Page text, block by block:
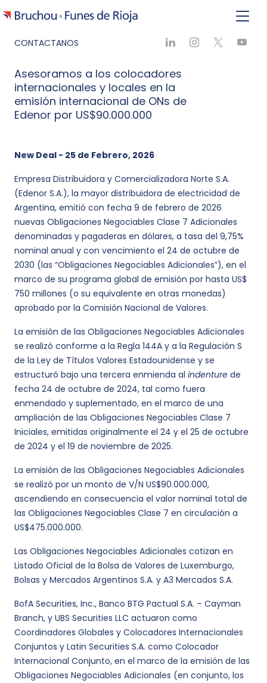
CONTACTANOS
Asesoramos a los colocadores
internacionales y locales en la
emisión internacional de ONs de
Edenor por US$90.000.000
New Deal - 25 de Febrero, 2026
Empresa Distribuidora y Comercializadora Norte S.A.
(Edenor S.A.), la mayor distribuidora de electricidad de
Argentina, emitió con fecha 9 de febrero de 2026
nuevas Obligaciones Negociables Clase 7 Adicionales
denominadas y pagaderas en dólares, a tasa del 9,75%
nominal anual y con vencimiento el 24 de octubre de
2030 (las “Obligaciones Negociables Adicionales”), en el
marco de su programa global de emisión por hasta US$
750 millones (o su equivalente en otras monedas)
aprobado por la Comisión Nacional de Valores.
La emisión de las Obligaciones Negociables Adicionales
se realizó conforme a la Regla 144A y a la Regulación S
de la Ley de Títulos Valores Estadounidense y se
estructuró bajo una tercera enmienda al indenture de
fecha 24 de octubre de 2024, tal como fuera
enmendado y suplementado, en el marco de una
ampliación de las Obligaciones Negociables Clase 7
Iniciales, emitidas originalmente el 24 y el 25 de octubre
de 2024 y el 19 de noviembre de 2025.
La emisión de las Obligaciones Negociables Adicionales
se realizó por un monto de V/N US$90.000.000,
ascendiendo en consecuencia el valor nominal total de
las Obligaciones Negociables Clase 7 en circulación a
US$475.000.000.
Las Obligaciones Negociables Adicionales cotizan en
Listado Oficial de la Bolsa de Valores de Luxemburgo,
Bolsas y Mercados Argentinos S.A. y A3 Mercados S.A.
BofA Securities, Inc., Banco BTG Pactual S.A. – Cayman
Branch, y UBS Securities LLC actuaron como
Coordinadores Globales y Colocadores Internacionales
Conjuntos y Latin Securities S.A. como Colocador
Internacional Conjunto, en el marco de la emisión de las
Obligaciones Negociables Adicionales (en conjunto, los